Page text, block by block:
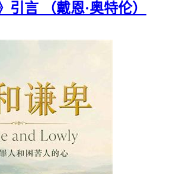
引言 （戴恩·奥特伦）